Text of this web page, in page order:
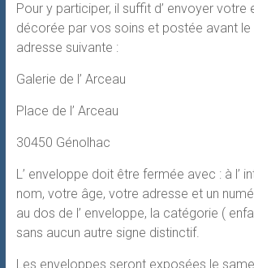
Pour y participer, il suffit d’ envoyer votre
décorée par vos soins et postée avant le
adresse suivante :
Galerie de l’ Arceau
Place de l’ Arceau
30450 Génolhac
L’ enveloppe doit être fermée avec : à l’
nom, votre âge, votre adresse et un
au dos de l’ enveloppe, la catégorie (
sans aucun autre signe distinctif.
Les enveloppes seront exposées le